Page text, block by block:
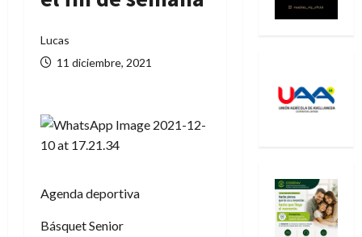
Lucas
11 diciembre, 2021
Agenda deportiva
Básquet Senior